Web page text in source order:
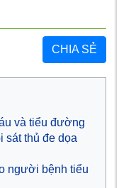
CHIA SẺ
và tiểu đường
sát thủ đe dọa
người bệnh tiểu